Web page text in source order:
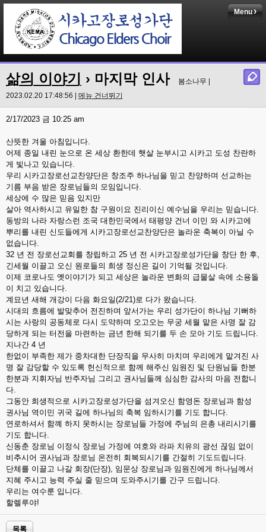
Menu
삶의 이야기 › 마지막 인사
봄소나무 |
2023.02.20 17:48:56 | 메뉴 건너뛰기
2/17/2023 금 10:25 am
산뜻한 겨울 아침입니다.
어제 종일 내린 눈으로 온 세상 환한데 햇살 눈부시고 시카고 도성 찬란하
게 빛나고 있습니다.
우리 시카고장로선교찬양단은 창조주 하나님을 믿고 찬양하며 선교하는
기름 부음 받은 장로님들의 모임입니다.
세상에 수 많은 믿음 있지만
살아 역사하시고 유일한 참 구원이요 진리이신 예수님을 우리는 믿습니다.
동방의 나라 자랑스런 조국 대한민국에서 태평양 건너 이민 와 시카고에
뿌리를 내린 신도들에게 시카고장로선교찬양단은 놀라운 축복이 아닐 수
없습니다.
32 년 전 장로선교회를 창립하고 25 년 전 시카고장로성가단을 창단 한 후,
긴세월 이끌고 오신 원로들의 희생 정신은 길이 기억될 것입니다.
이제 코로나도 옛이야기가 되고 세상은 놀라운 변화의 급물살 속에 소용돌
이 치고 있습니다.
계묘년 새해 개강이 다음 화요일(2/21)로 다가 왔습니다.
시대의 흐름에 발맞추어 전진하며 앞서가는 우리 성가단이 하나님 기뻐하
시는 사랑의 공동체로 다시 도약하며 오고오는 무궁 세월 맡은 사명 잘 감
당하게 되는 터전을 마련하는 금년 한해 되기를 두 손 모아 기도 드립니다.
지나간 4 년
한없이 부족한 제가 중차대한 단장직을 무사히 마치며 우리에게 맡겨진 사
명 잘 감당할 수 있도록 헌신적으로 함께 해주신 임원진 및 단원님들 한분
한분과 지휘자님 반주자님 그리고 권사님들께 심심한 감사의 마음 전합니
다.
그동안 희생적으로 시카고장로성가단을 섬겨오신 함영돈 장로님과 함성
권사님 역이민 귀국 길에 하나님의 축복 임하시기를 기도 합니다.
연로하셔서 함꼐 하지 못하시는 장로님들 가정에 주님의 은총 내리시기를
기도 합니다.
신동춘 장로님 이정식 장로님 가정에 여호와 라파 치유의 광선 끊임 없이
비추시어 권사님과 장로님 온전히 회복되시기를 간절히 기도드립니다.
단체를 이끌고 나갈 회장(단장), 임문상 장로님과 임원진에게 하나님께서
지혜 주시고 능력 주실 줄 믿으며 도와주시기를 간구 드립니다.
우리는 여수룬 입니다.
할렐루야!
목록